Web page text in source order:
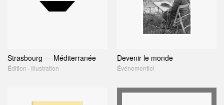
Strasbourg — Méditerranée
Édition · Illustration
Devenir le monde
Événementiel